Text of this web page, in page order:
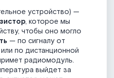
устройство) —
, которое мы
чтобы оно могло
— по сигналу от
по дистанционной
радиомодуль.
выйдет за